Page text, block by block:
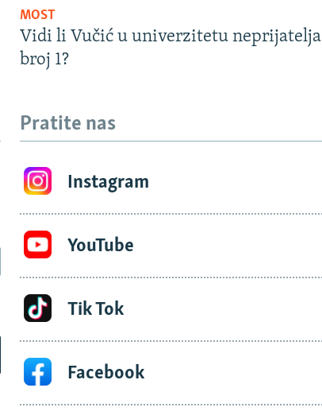
MOST
Vidi li Vučić u univerzitetu neprijatelja
broj 1?
Pratite nas
Instagram
YouTube
Tik Tok
Facebook